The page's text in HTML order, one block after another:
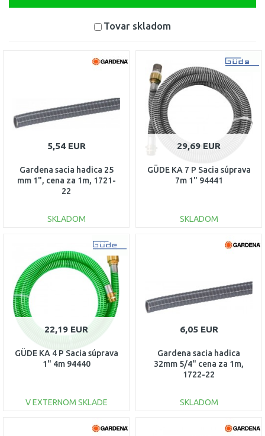
Tovar skladom
5,54 EUR
Gardena sacia hadica 25
mm 1", cena za 1m, 1721-
22
SKLADOM
DO KOŠÍKA
Porovnať
29,69 EUR
GÜDE KA 7 P Sacia súprava
7m 1" 94441
SKLADOM
DO KOŠÍKA
22,19 EUR
GÜDE KA 4 P Sacia súprava
1" 4m 94440
V EXTERNOM SKLADE
DO KOŠÍKA
6,05 EUR
Gardena sacia hadica
32mm 5/4" cena za 1m,
1722-22
SKLADOM
DO KOŠÍKA